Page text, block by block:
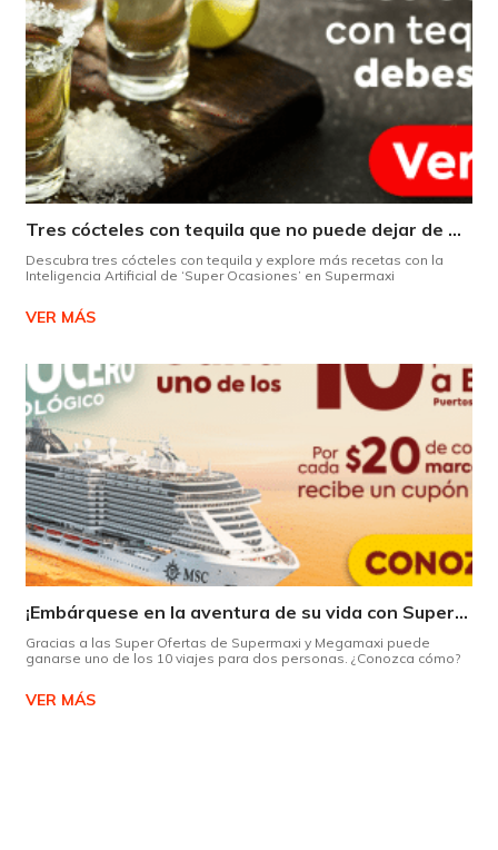
Tres cócteles con tequila que no puede dejar de probar gracias a nuestra IA.
Descubra tres cócteles con tequila y explore más recetas con la
Inteligencia Artificial de ‘Super Ocasiones’ en Supermaxi
VER MÁS
¡Embárquese en la aventura de su vida con Supermaxi!
Gracias a las Super Ofertas de Supermaxi y Megamaxi puede
ganarse uno de los 10 viajes para dos personas. ¿Conozca cómo?
VER MÁS